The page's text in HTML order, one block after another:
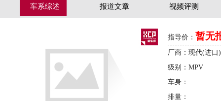
车系综述 报道文章 视频评测
指导价： 暂无
厂商：现代(进口)
级别：MPV
车身：
排量：